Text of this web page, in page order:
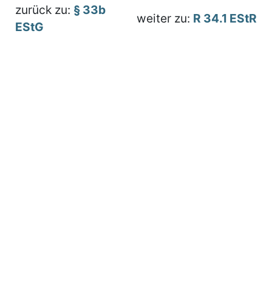
zurück zu: § 33b
EStG
weiter zu: R 34.1 EStR